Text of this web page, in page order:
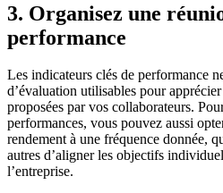
3. Organisez une
performance
Les indicateurs clés de performance
d’évaluation utilisables pour
proposées par vos collaborateurs.
performances, vous pouvez aussi
rendement à une fréquence donnée,
autres d’aligner les objectifs
l’entreprise.